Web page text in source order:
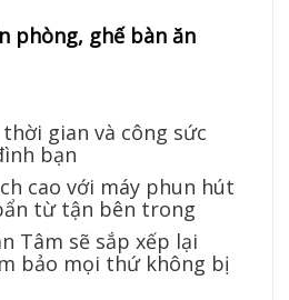
phòng, ghế bàn ăn
gian và công sức
bạn
cao với máy phun hút
từ tận bên trong
Tâm sẽ sắp xếp lại
bảo mọi thứ không bị